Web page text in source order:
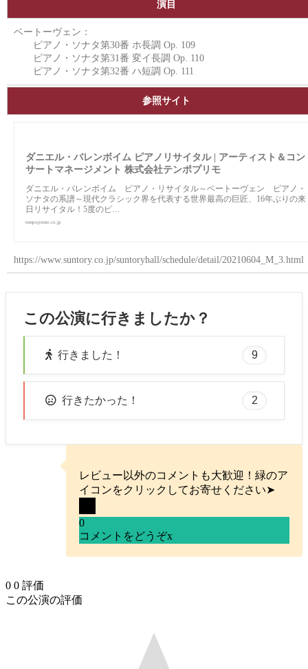
演目
ベートーヴェン：
ピアノ・ソナタ第30番 ホ長調 Op. 109
ピアノ・ソナタ第31番 変イ長調 Op. 110
ピアノ・ソナタ第32番 ハ短調 Op. 111
参照サイト
ダニエル・バレンボイム ピアノリサイタル | アーティスト＆コン
サートマネージメント 株式会社テンポプリモ
ダニエル・バレンボイム ピアノ・リサイタル～ベートーヴェン ピアノ・
ソナタの系譜～現代クラシック界を代表する世界最高の巨匠、16年ぶりの来
日リサイタル！5度のピ…
tempoprimo.co.jp
https://www.suntory.co.jp/suntoryhall/schedule/detail/20210604_M_3.html
この公演に行きましたか？
行きました！ 9
行きたかった！ 2
レビュー以外のコメントも大歓迎！緑のア
イコンをクリックしてお寄せください➤
0
コメントをどうぞx
0 0 評価
この公演の評価